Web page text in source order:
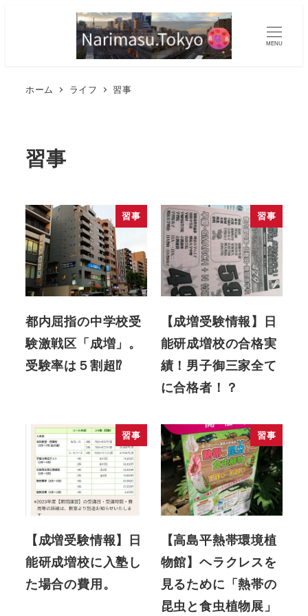
MENU
ホーム ライフ 習事
習事
習事
都内屈指の中学校受
験激戦区「成増」。
受験率は５割超⁉
習事
【成増受験情報】日
能研成増校の合格実
績！男子御三家全て
に合格者！？
習事
【成増受験情報】日
能研成増校に入塾し
た場合の費用。
習事
【高島平熱帯環境植
物館】ヘラクレスを
見るために「熱帯の
昆虫と食虫植物展」